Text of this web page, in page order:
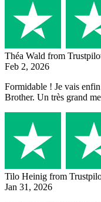
Théa Wald from
Feb 2, 2026
Formidable ! Je vais
Brother. Un très grand
Tilo Heinig from
Jan 31, 2026